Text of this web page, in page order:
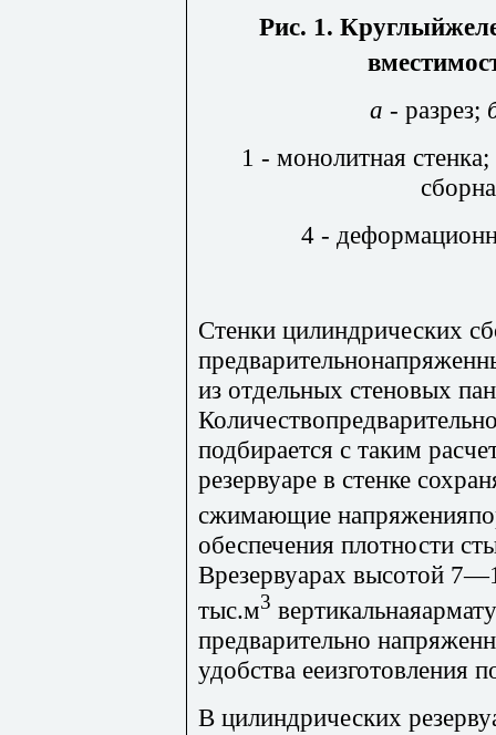
Рис. 1.
а - разрез;
1 - монолитная
4 -
Стенки цилиндрических
из отдельных стеновых
подбирается с таким
резервуаре в стенке
сжимающие
обеспечения плотности
Врезервуарах высотой
тыс.м3
предварительно
удобства ееизготовления
В цилиндрических